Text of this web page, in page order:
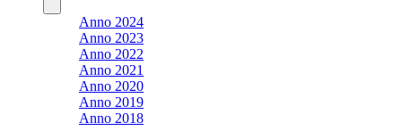
Anno 2024
Anno 2023
Anno 2022
Anno 2021
Anno 2020
Anno 2019
Anno 2018